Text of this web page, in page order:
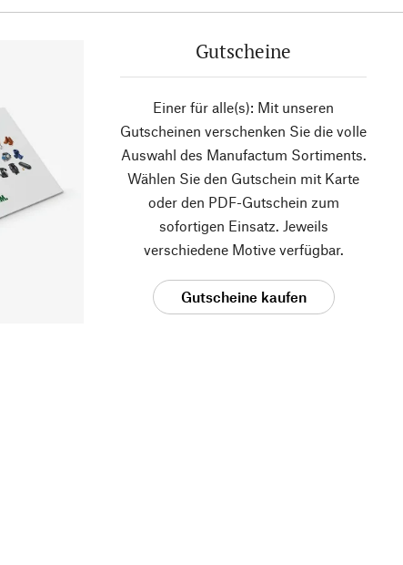
Gutscheine
Einer für alle(s): Mit unseren
Gutscheinen verschenken Sie die volle
Auswahl des Manufactum Sortiments.
Wählen Sie den Gutschein mit Karte
oder den PDF-Gutschein zum
sofortigen Einsatz. Jeweils
verschiedene Motive verfügbar.
Gutscheine kaufen